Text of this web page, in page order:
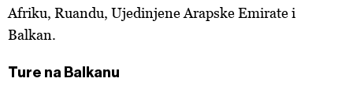
Afriku, Ruandu, Ujedinjene Arapske Emirate i
Balkan.
Ture na Balkanu